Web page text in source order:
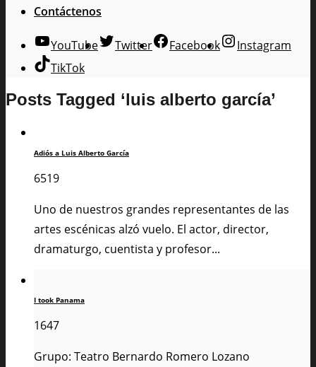
Contáctenos
YouTube Twitter Facebook
Instagram
TikTok
Posts Tagged ‘luis alberto garcía’
Adiós a Luis Alberto García
6519
Uno de nuestros grandes representantes de las
artes escénicas alzó vuelo. El actor, director,
dramaturgo, cuentista y profesor...
I took Panama
1647
Grupo: Teatro Bernardo Romero Lozano